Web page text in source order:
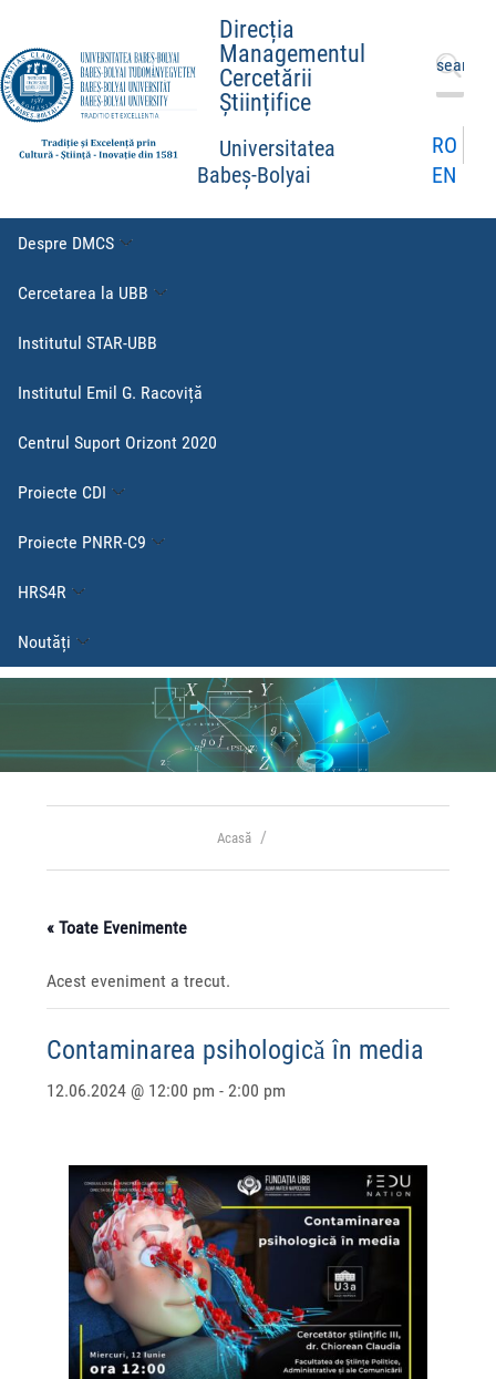
Direcția
Managementul
Cercetării
Științifice
Universitatea
Babeș-Bolyai
Caută
după:
RO
EN
Despre DMCS
Cercetarea la UBB
Institutul STAR-UBB
Institutul Emil G. Racoviță
Centrul Suport Orizont 2020
Proiecte CDI
Proiecte PNRR-C9
HRS4R
Noutăți
Acasă
« Toate Evenimente
Acest eveniment a trecut.
Contaminarea psihologicǎ în media
12.06.2024 @ 12:00 pm - 2:00 pm